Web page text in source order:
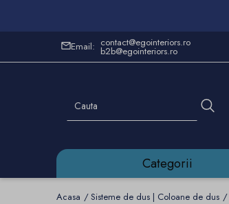
Email: contact@egointeriors.ro
b2b@egointeriors.ro
Categorii
Acasa Sisteme de dus | Coloane de dus